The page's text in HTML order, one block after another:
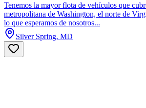
Tenemos la mayor flota de vehículos que
metropolitana de Washington, el norte de
lo que esperamos de nosotros...
Silver Spring, MD